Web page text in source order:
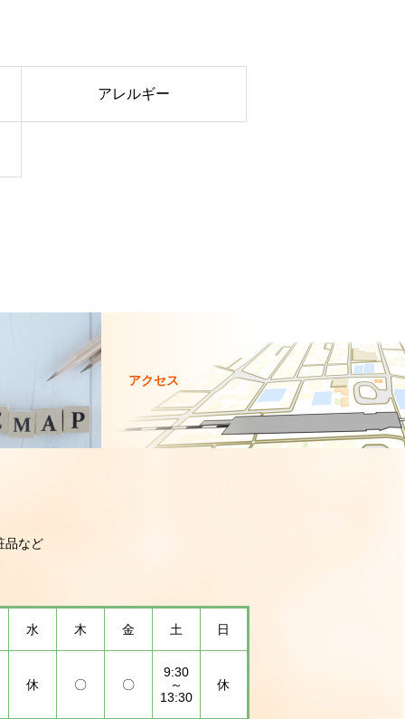
アレルギー
アクセス
品など
水 木 金 土 日
休 〇 〇
9:30
～
13:30
休